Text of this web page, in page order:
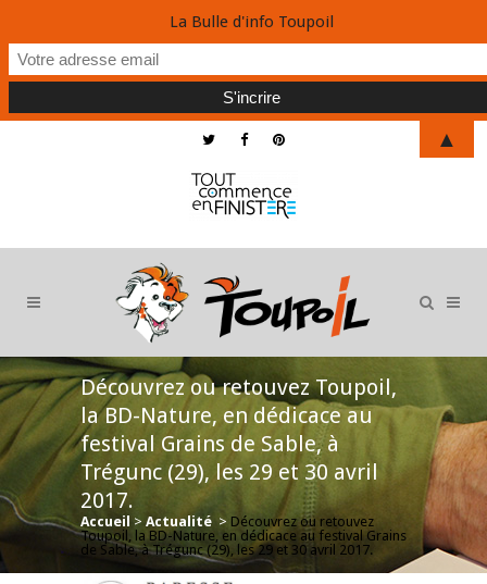
Découvrez ou retouvez Toupoil,
la BD-Nature, en dédicace au
festival Grains de Sable, à
Trégunc (29), les 29 et 30 avril
2017.
Accueil > Actualité > Découvrez ou retouvez
Toupoil, la BD-Nature, en dédicace au festival Grains
de Sable, à Trégunc (29), les 29 et 30 avril 2017.
La Bulle d'info Toupoil
▲